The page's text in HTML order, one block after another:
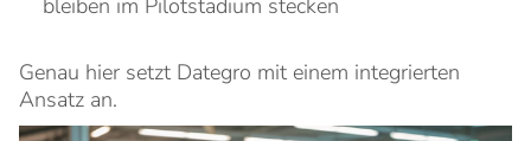
bleiben im Pilotstadium stecken
Genau hier setzt Dategro mit einem integrierten
Ansatz an.